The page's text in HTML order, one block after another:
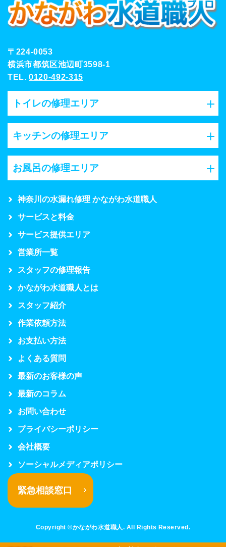
〒224-0053
横浜市都筑区池辺町3598-1
TEL.0120-492-315
トイレの修理エリア
キッチンの修理エリア
お風呂の修理エリア
神奈川の水漏れ修理 かながわ水道職人
サービスと料金
サービス提供エリア
営業所一覧
スタッフの修理報告
かながわ水道職人とは
スタッフ紹介
作業依頼方法
お支払い方法
よくある質問
最新のお客様の声
最新のコラム
お問い合わせ
プライバシーポリシー
会社概要
ソーシャルメディアポリシー
緊急相談窓口
Copyright ©かながわ水道職人. All Rights Reserved.